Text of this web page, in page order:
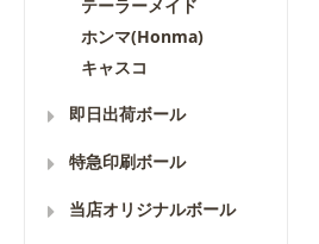
テーラーメイド
ホンマ(Honma)
キャスコ
即日出荷ボール
特急印刷ボール
当店オリジナルボール